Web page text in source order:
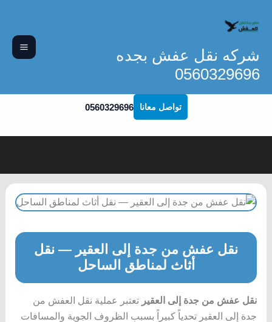
شركه نقل عفش بجده
0560329696
تواصل معانا 0560329696
نقل عفش من جدة إلى العقير — نقل
أثاث لمناطق الساحل
نقل عفش من جدة إلى العقير تعتبر عملية نقل العفش من
جدة إلى العقير تحدياً كبيراً بسبب الظروف الجوية والمسافات